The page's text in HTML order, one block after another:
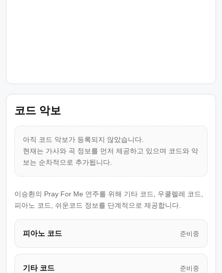
코드 악보
아직 코드 악보가 등록되지 않았습니다.
현재는 가사와 곡 정보를 먼저 제공하고 있으며 코드와 악
보는 순차적으로 추가됩니다.
이승환의 Pray For Me 연주를 위해 기타 코드, 우쿨렐레 코드,
피아노 코드, 쉬운코드 정보를 단계적으로 제공합니다.
피아노 코드 준비중
기타 코드 준비중